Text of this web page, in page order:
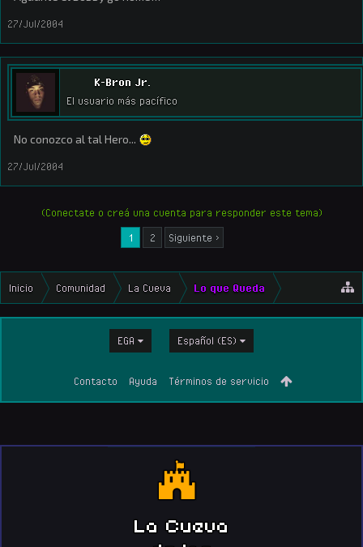
27/Jul/2004
K-Bron Jr.
El usuario más pacífico
No conozco al tal Hero...
27/Jul/2004
(Conectate o creá una cuenta para responder este tema)
1
2 Siguiente >
Inicio Comunidad La Cueva Lo que Queda
EGA Español (ES)
Contacto Ayuda Términos de servicio
La Cueva